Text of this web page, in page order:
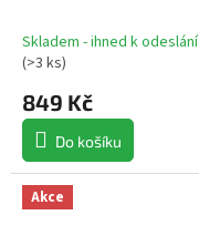
Skladem - ihned k odeslání
(>3 ks)
849 Kč
Do košíku
Akce